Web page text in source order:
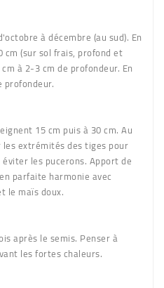
à décembre (au sud). En
cm (sur sol frais, profond et
à 2-3 cm de profondeur. En
profondeur.
15 cm puis à 30 cm. Au
extrémités des tiges pour
les pucerons. Apport de
parfaite harmonie avec
le maïs doux.
après le semis. Penser à
les fortes chaleurs.